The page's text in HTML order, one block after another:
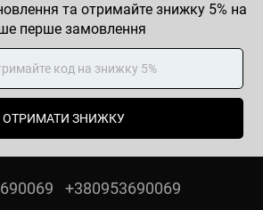
та отримайте знижку 5% на
перше замовлення
ОТРИМАТИ ЗНИЖКУ
+380953690069